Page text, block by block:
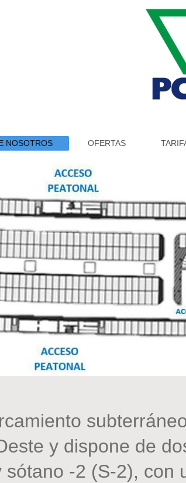
NOSOTROS OFERTAS
y dispone de
sótano -2 (S-2), con